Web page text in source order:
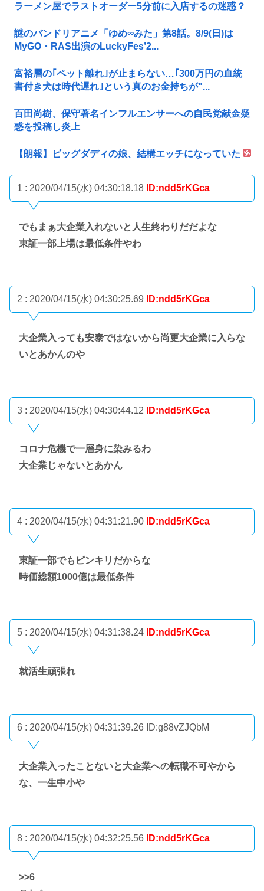
ラーメン屋でラストオーダー5分前に入店するの迷惑？
謎のバンドリアニメ「ゆめ∞みた」第8話。8/9(日)は
MyGO・RAS出演のLuckyFes’2...
富裕層の｢ペット離れ｣が止まらない…｢300万円の血統
書付き犬は時代遅れ｣という真のお金持ちが"...
百田尚樹、保守著名インフルエンサーへの自民党献金疑
惑を投稿し炎上
【朗報】ビッグダディの娘、結構エッチになっていた
1 : 2020/04/15(水) 04:30:18.18 ID:ndd5rKGca
でもまぁ大企業入れないと人生終わりだだよな
東証一部上場は最低条件やわ
2 : 2020/04/15(水) 04:30:25.69 ID:ndd5rKGca
大企業入っても安泰ではないから尚更大企業に入らな
いとあかんのや
3 : 2020/04/15(水) 04:30:44.12 ID:ndd5rKGca
コロナ危機で一層身に染みるわ
大企業じゃないとあかん
4 : 2020/04/15(水) 04:31:21.90 ID:ndd5rKGca
東証一部でもピンキリだからな
時価総額1000億は最低条件
5 : 2020/04/15(水) 04:31:38.24 ID:ndd5rKGca
就活生頑張れ
6 : 2020/04/15(水) 04:31:39.26 ID:g88vZJQbM
大企業入ったことないと大企業への転職不可やから
な、一生中小や
8 : 2020/04/15(水) 04:32:25.56 ID:ndd5rKGca
>>6